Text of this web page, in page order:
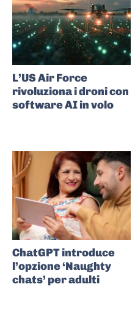
L’US Air Force
rivoluziona i droni con
software AI in volo
ChatGPT introduce
l’opzione ‘Naughty
chats’ per adulti